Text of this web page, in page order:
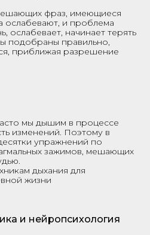
фраз, имеющиеся
ослабевают, и проблема
ослабевает, начинает терять
подобраны правильно,
приближая разрешение
мы дышим в процессе
изменений. Поэтому в
упражнений по
зажимов, мешающих
дыхания для
жизни
и нейропсихология